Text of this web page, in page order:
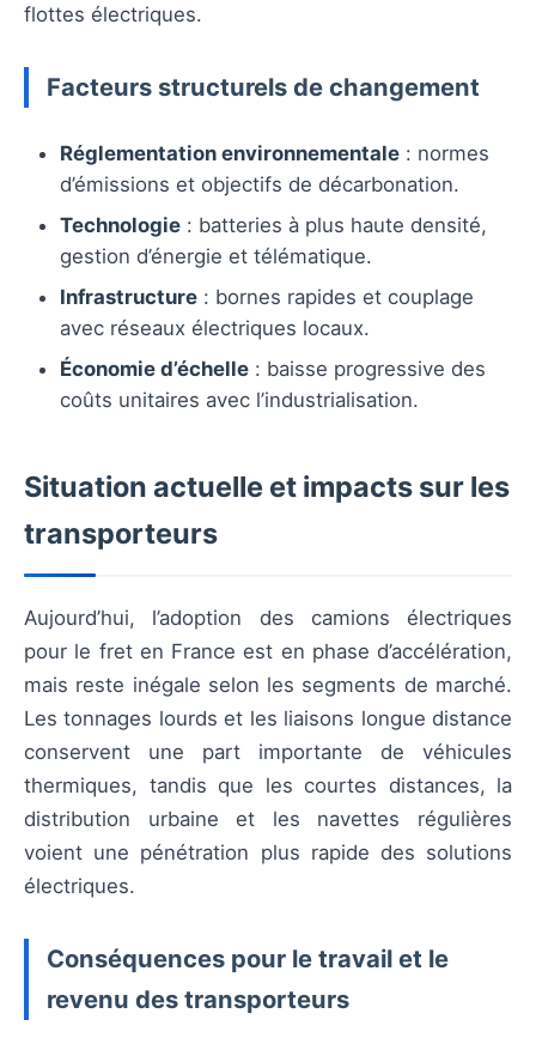
flottes électriques.
Facteurs structurels de changement
Réglementation environnementale : normes
d’émissions et objectifs de décarbonation.
Technologie : batteries à plus haute densité,
gestion d’énergie et télématique.
Infrastructure : bornes rapides et couplage
avec réseaux électriques locaux.
Économie d’échelle : baisse progressive des
coûts unitaires avec l’industrialisation.
Situation actuelle et impacts sur les
transporteurs
Aujourd’hui, l’adoption des camions électriques
pour le fret en France est en phase d’accélération,
mais reste inégale selon les segments de marché.
Les tonnages lourds et les liaisons longue distance
conservent une part importante de véhicules
thermiques, tandis que les courtes distances, la
distribution urbaine et les navettes régulières
voient une pénétration plus rapide des solutions
électriques.
Conséquences pour le travail et le
revenu des transporteurs